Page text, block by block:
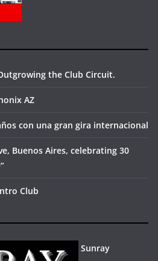
the Club Circuit.
AZ
con una gran gira internacional
Buenos Aires, celebrating 30
Club
Sunray